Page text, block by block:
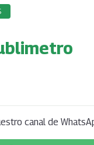
canal de